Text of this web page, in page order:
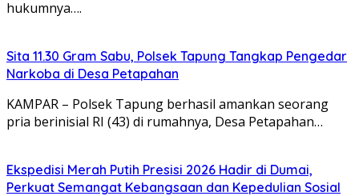
hukumnya….
Sita 11.30 Gram Sabu, Polsek Tapung Tangkap Pengedar
Narkoba di Desa Petapahan
KAMPAR – Polsek Tapung berhasil amankan seorang
pria berinisial RI (43) di rumahnya, Desa Petapahan…
Ekspedisi Merah Putih Presisi 2026 Hadir di Dumai,
Perkuat Semangat Kebangsaan dan Kepedulian Sosial